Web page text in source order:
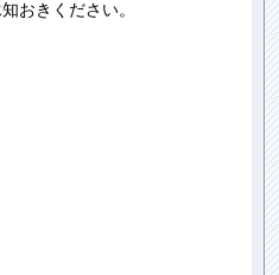
おきください。